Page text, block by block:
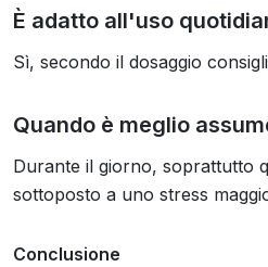
È adatto all'uso
Sì, secondo il dosaggio
Quando è meglio
Durante il giorno, soprattutto
sottoposto a uno stress
Conclusione